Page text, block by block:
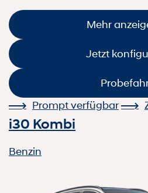
Mehr
Jetzt
Prompt verfügbar
i30 Kombi
Benzin